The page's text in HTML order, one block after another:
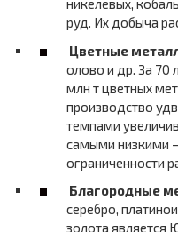
никелевых,
руд. Их добыча
Цветные
олово и др. За 70
млн т цветных
производство
темпами
самыми низкими
ограниченности
Благородные
серебро,
золота является